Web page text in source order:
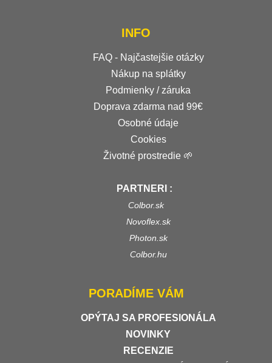
INFO
FAQ - Najčastejšie otázky
Nákup na splátky
Podmienky / záruka
Doprava zdarma nad 99€
Osobné údaje
Cookies
Životné prostredie 🌱
PARTNERI :
Colbor.sk
Novoflex.sk
Photon.sk
Colbor.hu
PORADÍME VÁM
OPÝTAJ SA PROFESIONÁLA
NOVINKY
RECENZIE